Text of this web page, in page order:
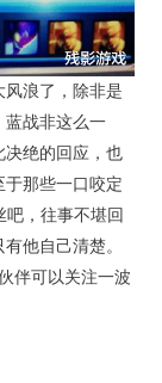
浪了，除非是
蓝战非这么一
决绝的回应，也
于那些一口咬定
，往事不堪回
他自己清楚。
伴可以关注一波